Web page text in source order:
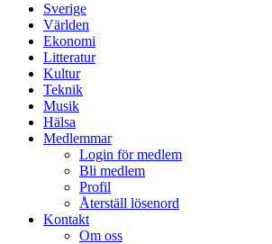
Sverige
Världen
Ekonomi
Litteratur
Kultur
Teknik
Musik
Hälsa
Medlemmar
Login för medlem
Bli medlem
Profil
Återställ lösenord
Kontakt
Om oss